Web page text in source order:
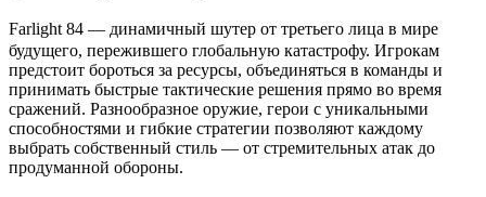
ㅤFarlight 84 — динамичный шутер от третьего лица в мире
будущего, пережившего глобальную катастрофу. Игрокам
предстоит бороться за ресурсы, объединяться в команды и
принимать быстрые тактические решения прямо во время
сражений. Разнообразное оружие, герои с уникальными
способностями и гибкие стратегии позволяют каждому
выбрать собственный стиль — от стремительных атак до
продуманной обороны.